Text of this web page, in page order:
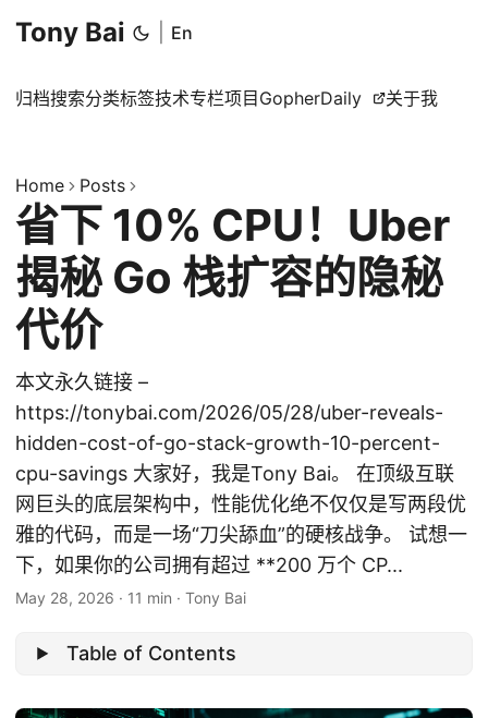
Tony Bai En
归档搜索分类标签技术专栏项目 GopherDaily 关于我
Home Posts
省下 10% CPU！Uber
揭秘 Go 栈扩容的隐秘
代价
本文永久链接 –
https://tonybai.com/2026/05/28/uber-reveals-
hidden-cost-of-go-stack-growth-10-percent-
cpu-savings 大家好，我是Tony Bai。 在顶级互联
网巨头的底层架构中，性能优化绝不仅仅是写两段优
雅的代码，而是一场“刀尖舔血”的硬核战争。 试想一
下，如果你的公司拥有超过 **200 万个 CP...
May 28, 2026 · 11 min · Tony Bai
Table of Contents